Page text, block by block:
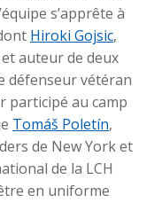
s’apprête à
Hiroki Gojsic,
auteur de deux
défenseur vétéran
participé au camp
Tomáš Poletín,
de New York et
de la LCH
en uniforme